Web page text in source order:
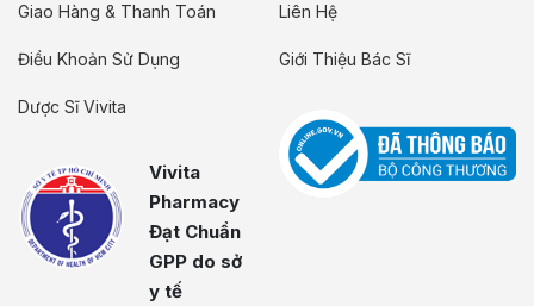
Giao Hàng & Thanh Toán
Điều Khoản Sử Dụng
Dược Sĩ Vivita
Vivita
Pharmacy
Đạt Chuẩn
GPP do sở
y tế
Liên Hệ
Giới Thiệu Bác Sĩ